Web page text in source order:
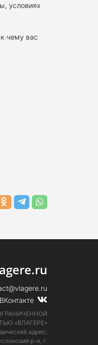
условиях
чему вас
«ВЛАГЕРЕ»
адрес:
р-н, г.